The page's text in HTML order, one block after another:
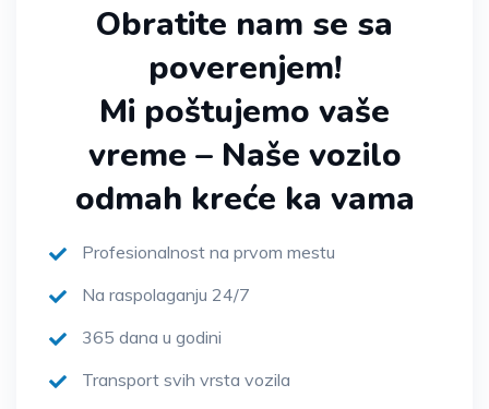
Obratite nam se sa
poverenjem!
Mi poštujemo vaše
vreme – Naše vozilo
odmah kreće ka vama
Profesionalnost na prvom mestu
Na raspolaganju 24/7
365 dana u godini
Transport svih vrsta vozila